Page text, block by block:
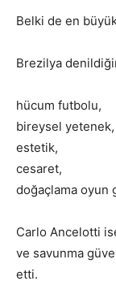
Belki de en
Brezilya
hücum futbolu,
bireysel yetenek,
estetik,
cesaret,
doğaçlama oyun
Carlo Ancelotti
ve savunma
etti.